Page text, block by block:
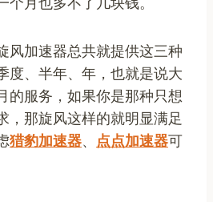
风加速器总共就提供这三种
度、半年、年，也就是说大
的服务，如果你是那种只想
，那旋风这样的就明显满足
猎豹加速器、 点点加速器可